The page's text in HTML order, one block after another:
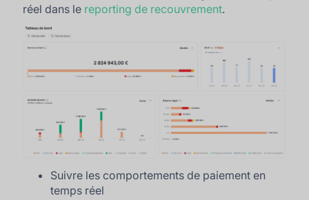
réel dans le reporting de recouvrement.
Suivre les comportements de paiement en
temps réel